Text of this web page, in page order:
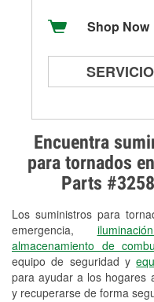
Encuentra
para tornados
Parts
Los suministros para
emergencia,
almacenamiento de
equipo de seguridad y
para ayudar a los hogares
y recuperarse de forma
Shop Now
Prueba de
Revisión
Reciclaje
Instalación